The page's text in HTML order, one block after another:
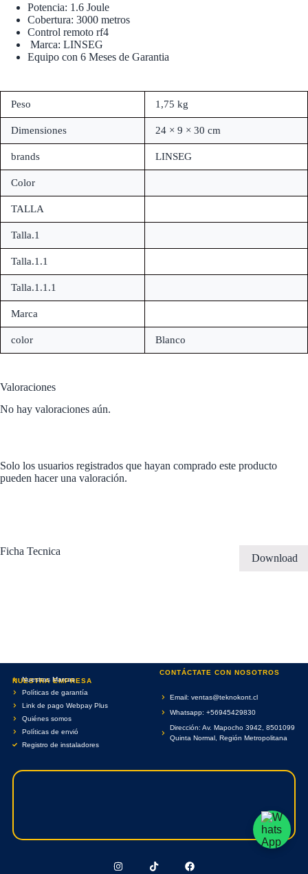
Potencia: 1.6 Joule
Cobertura: 3000 metros
Control remoto rf4
Marca: LINSEG
Equipo con 6 Meses de Garantia
Peso 1,75 kg
Dimensiones 24 × 9 × 30 cm
brands LINSEG
Color
TALLA
Talla.1
Talla.1.1
Talla.1.1.1
Marca
color Blanco
Valoraciones
No hay valoraciones aún.
Solo los usuarios registrados que hayan comprado este producto
pueden hacer una valoración.
Ficha Tecnica
Download
NUESTRA EMPRESA
Nuestras Marcas
Políticas de garantía
Link de pago Webpay Plus
Quiénes somos
Políticas de envió
Registro de instaladores
CONTÁCTATE CON NOSOTROS
Email: ventas@teknokont.cl
Whatsapp: +56945429830
Dirección: Av. Mapocho 3942, 8501099
Quinta Normal, Región Metropolitana